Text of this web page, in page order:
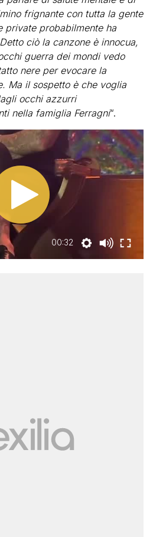
frignante con tutta la gente
private probabilmente ha
ciò la canzone è innocua,
guerra dei mondi vedo
nere per evocare la
Ma il sospetto è che voglia
occhi azzurri
nella famiglia Ferragni“.
00:32